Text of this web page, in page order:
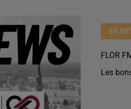
68
FLOR
Les